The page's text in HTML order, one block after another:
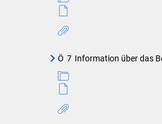
Ö 7 Information über das